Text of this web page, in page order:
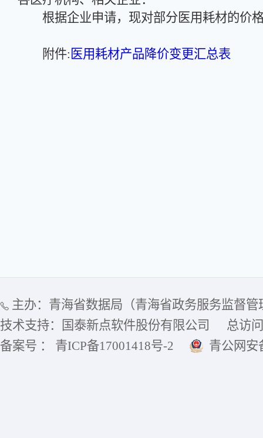
根据企业申请，现对部分医用耗材的价
附件: 医用耗材产品降价变更汇总表
主办：青海省数据局（青海省政务服务监督管
技术支持：国泰新点软件股份有限公司
总访
备案号 ： 青ICP备17001418号-2
青公网安